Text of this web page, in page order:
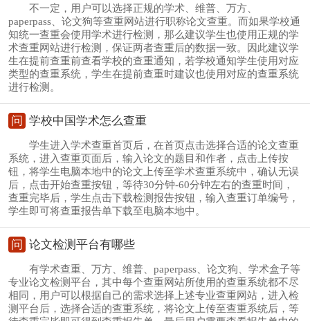
不一定，用户可以选择正规的学术、维普、万方、
paperpass、论文狗等查重网站进行职称论文查重。而如果学校通
知统一查重会使用学术进行检测，那么建议学生也使用正规的学
术查重网站进行检测，保证两者查重后的数据一致。因此建议学
生在提前查重前查看学校的查重通知，若学校通知学生使用对应
类型的查重系统，学生在提前查重时建议也使用对应的查重系统
进行检测。
问 学校中国学术怎么查重
学生进入学术查重首页后，在首页点击选择合适的论文查重
系统，进入查重页面后，输入论文的题目和作者，点击上传按
钮，将学生电脑本地中的论文上传至学术查重系统中，确认无误
后，点击开始查重按钮，等待30分钟-60分钟左右的查重时间，
查重完毕后，学生点击下载检测报告按钮，输入查重订单编号，
学生即可将查重报告单下载至电脑本地中。
问 论文检测平台有哪些
有学术查重、万方、维普、paperpass、论文狗、学术盒子等
专业论文检测平台，其中每个查重网站所使用的查重系统都不尽
相同，用户可以根据自己的需求选择上述专业查重网站，进入检
测平台后，选择合适的查重系统，将论文上传至查重系统后，等